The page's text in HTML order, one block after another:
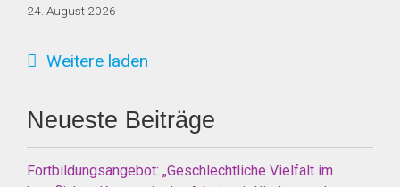
24. August 2026
Weitere laden
Neueste Beiträge
Fortbildungsangebot: „Geschlechtliche Vielfalt im